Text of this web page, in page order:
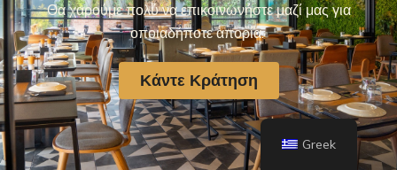
Θα χαρούμε πολύ να επικοινωνήστε μαζί μας για
οποιαδήποτε απορία.
Κάντε Κράτηση
Greek